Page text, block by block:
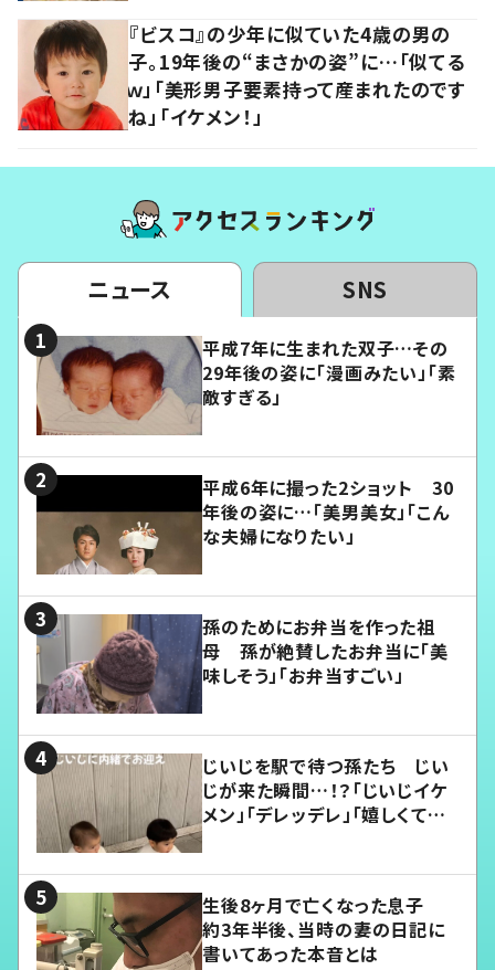
『ビスコ』の少年に似ていた4歳の男の
子。19年後の“まさかの姿”に…「似てる
ｗ」「美形男子要素持って産まれたのです
ね」「イケメン！」
ニュース SNS
平成7年に生まれた双子…その
29年後の姿に「漫画みたい」「素
敵すぎる」
平成6年に撮った2ショット 30
年後の姿に…「美男美女」「こん
な夫婦になりたい」
孫のためにお弁当を作った祖
母 孫が絶賛したお弁当に「美
味しそう」「お弁当すごい」
じいじを駅で待つ孫たち じい
じが来た瞬間…！？「じいじイケ
メン」「デレッデレ」「嬉しくて可
生後8ヶ月で亡くなった息子
約3年半後、当時の妻の日記に
書いてあった本音とは